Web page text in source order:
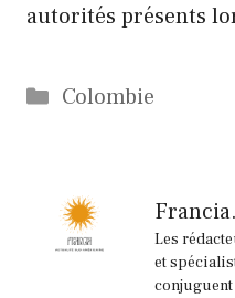
autorités présents
Catégories
Colombie
Les
et